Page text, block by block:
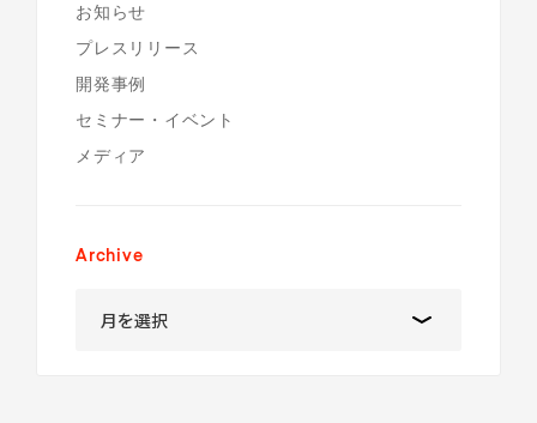
お知らせ
プレスリリース
開発事例
セミナー・イベント
メディア
Archive